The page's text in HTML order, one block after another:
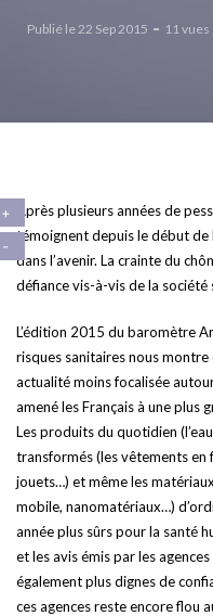
Publié le 22 Sep 2015 11 vues
Après plusieurs années de
témoignent depuis le début de
dans l’avenir. La crainte du
défiance vis-à-vis de la société
L’édition 2015 du baromètre
risques sanitaires nous
actualité moins focalisée
amené les Français à une plus
Les produits du quotidien
transformés (les vêtements en
jouets…) et même les
mobile, nanomatériaux…)
année plus sûrs pour la santé
et les avis émis par les
également plus dignes de
ces agences reste encore flou